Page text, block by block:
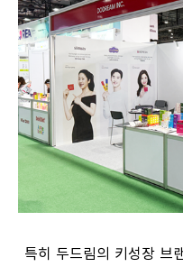
특히 두드림의 키성장 브